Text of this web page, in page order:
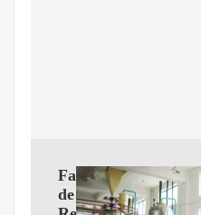
Fabricante
de